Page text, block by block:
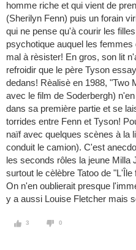
homme riche et qui vient de
(Sherilyn Fenn) puis un forain
qui ne pense qu'à courir les
psychotique auquel les
mal à rèsister! En gros, son lit
refroidir que le père Tyson
dedans! Rèalisè en 1988, "Two
avec le film de Soderbergh)
dans sa première partie et se
torrides entre Fenn et Tyson!
naïf avec quelques scènes à la
conduit le camion). C'est
les seconds rôles la jeune Milla
surtout le cèlèbre Tatoo de
On n'en oublierait presque
y a aussi Louise Fletcher mais
3 0